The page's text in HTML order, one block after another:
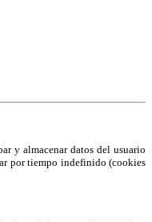
y almacenar datos del usuario
por tiempo indefinido (cookies